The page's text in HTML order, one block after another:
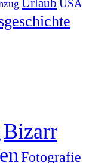
Urlaub USA
Bizarr
Fotografie